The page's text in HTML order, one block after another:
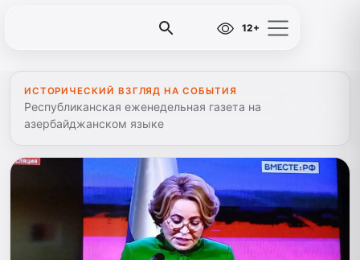
12+
ИСТОРИЧЕСКИЙ ВЗГЛЯД НА СОБЫТИЯ
Республиканская еженедельная газета на
азербайджанском языке